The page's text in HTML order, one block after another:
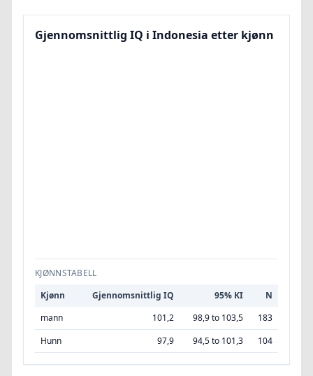
Gjennomsnittlig IQ i Indonesia etter kjønn
KJØNNSTABELL
Kjønn
Gjennomsnittlig IQ 95% KI
N
mann
101,2 98,9 to 103,5
183
Hunn
97,9 94,5 to 101,3 104